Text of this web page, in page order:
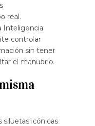
real.
Inteligencia
controlar
sin tener
el manubrio.
siluetas icónicas